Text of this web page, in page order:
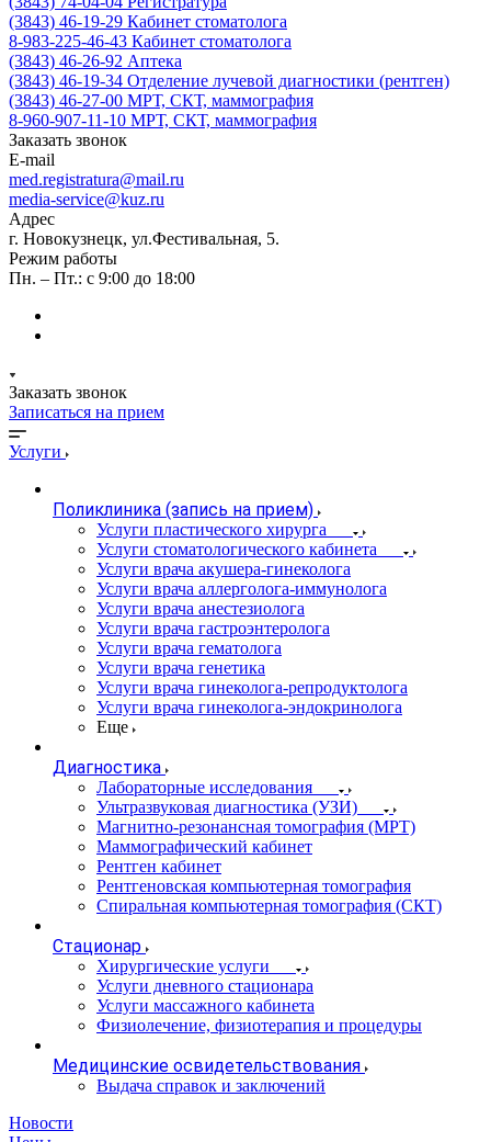
(3843) 46-19-29 Кабинет стоматолога
8-983-225-46-43 Кабинет стоматолога
(3843) 46-26-92 Аптека
(3843) 46-19-34 Отделение лучевой диагностики (рентген)
(3843) 46-27-00 МРТ, СКТ, маммография
8-960-907-11-10 МРТ, СКТ, маммография
Заказать звонок
E-mail
med.registratura@mail.ru
media-service@kuz.ru
Адрес
г. Новокузнецк, ул.Фестивальная, 5.
Режим работы
Пн. – Пт.: с 9:00 до 18:00
Заказать звонок
Записаться на прием
Услуги
Поликлиника (запись на прием)
Услуги пластического хирурга
Услуги стоматологического кабинета
Услуги врача акушера-гинеколога
Услуги врача аллерголога-иммунолога
Услуги врача анестезиолога
Услуги врача гастроэнтеролога
Услуги врача гематолога
Услуги врача генетика
Услуги врача гинеколога-репродуктолога
Услуги врача гинеколога-эндокринолога
Еще
Диагностика
Лабораторные исследования
Ультразвуковая диагностика (УЗИ)
Магнитно-резонансная томография (МРТ)
Маммографический кабинет
Рентген кабинет
Рентгеновская компьютерная томография
Спиральная компьютерная томография (СКТ)
Стационар
Хирургические услуги
Услуги дневного стационара
Услуги массажного кабинета
Физиолечение, физиотерапия и процедуры
Медицинские освидетельствования
Выдача справок и заключений
Новости